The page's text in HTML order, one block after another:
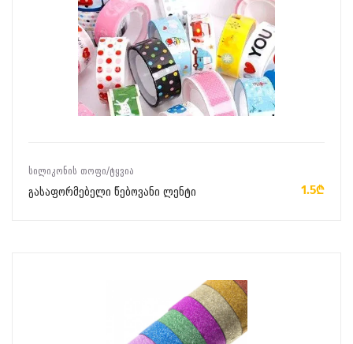
ᲡᲘᲚᲘᲙᲝᲜᲘᲡ ᲗᲝᲤᲘ/ᲢᲧᲕᲘᲐ
გასაფორმებელი წებოვანი ლენტი 1.5₾